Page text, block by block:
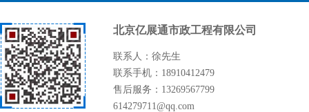
北京亿展通市政工程有限公司
联系人：徐先生
联系手机：18910412479
售后服务：13269567799
614279711@qq.com